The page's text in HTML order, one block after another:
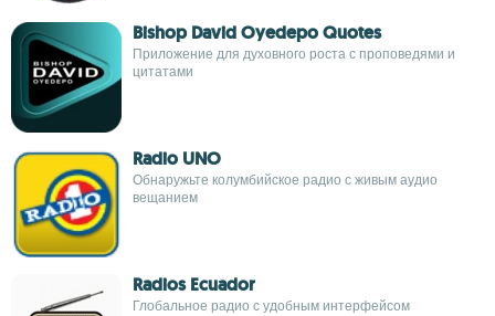
Bishop David Oyedepo Quotes
Приложение для духовного роста с проповедями и
цитатами
Radio UNO
Обнаружьте колумбийское радио с живым аудио
вещанием
Radios Ecuador
Глобальное радио с удобным интерфейсом